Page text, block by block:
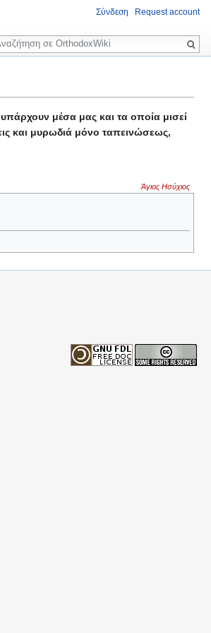
μέσα μας και τα οποία μισεί
και μυρωδιά μόνο ταπεινώσεως,
Άγιος Ησύχιος
Σύνδεση Request account